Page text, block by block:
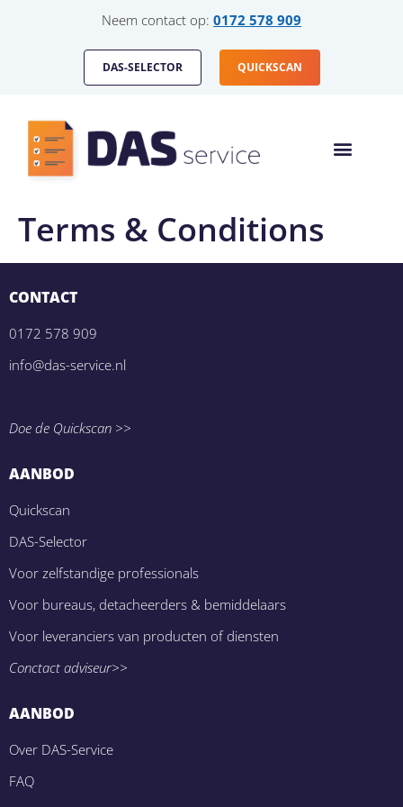
Neem contact op: 0172 578 909
DAS-SELECTOR QUICKSCAN
Terms & Conditions
CONTACT
0172 578 909
info@das-service.nl
Doe de Quickscan >>
AANBOD
Quickscan
DAS-Selector
Voor zelfstandige professionals
Voor bureaus, detacheerders & bemiddelaars
Voor leveranciers van producten of diensten
Conctact adviseur>>
AANBOD
Over DAS-Service
FAQ